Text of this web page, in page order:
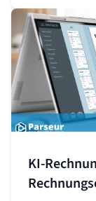
KI-